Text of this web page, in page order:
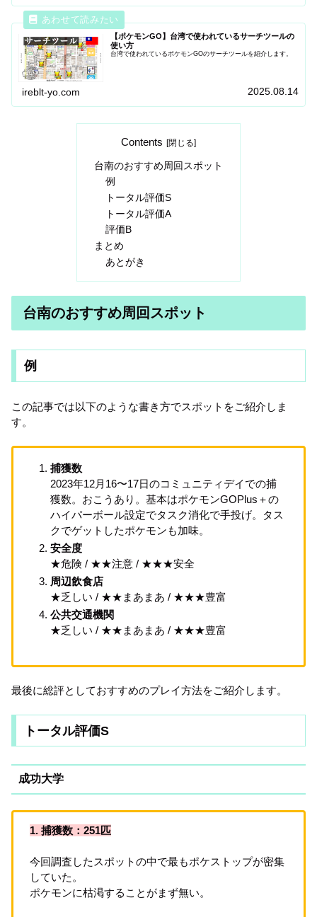
【ポケモンGO】台湾で使われているサーチツールの
使い方
台湾で使われているポケモンGOのサーチツールを紹介します。
ireblt-yo.com 2025.08.14
Contents
台南のおすすめ周回スポット
例
トータル評価S
トータル評価A
評価B
まとめ
あとがき
台南のおすすめ周回スポット
例
この記事では以下のような書き方でスポットをご紹介しま
す。
捕獲数
2023年12月16〜17日のコミュニティデイでの捕
獲数。おこうあり。基本はポケモンGOPlus＋の
ハイパーボール設定でタスク消化で手投げ。タス
クでゲットしたポケモンも加味。
安全度
★危険 / ★★注意 / ★★★安全
周辺飲食店
★乏しい / ★★まあまあ / ★★★豊富
公共交通機関
★乏しい / ★★まあまあ / ★★★豊富
最後に総評としておすすめのプレイ方法をご紹介します。
トータル評価S
成功大学
1. 捕獲数：251匹
今回調査したスポットの中で最もポケストップが密集
していた。
ポケモンに枯渇することがまず無い。